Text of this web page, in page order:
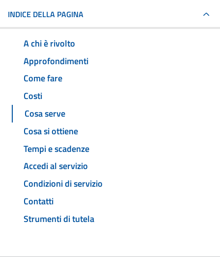
INDICE DELLA PAGINA
A chi è rivolto
Approfondimenti
Come fare
Costi
Cosa serve
Cosa si ottiene
Tempi e scadenze
Accedi al servizio
Condizioni di servizio
Contatti
Strumenti di tutela